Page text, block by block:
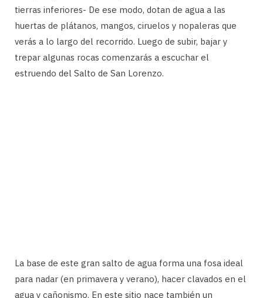
tierras inferiores- De ese modo, dotan de agua a las
huertas de plátanos, mangos, ciruelos y nopaleras que
verás a lo largo del recorrido. Luego de subir, bajar y
trepar algunas rocas comenzarás a escuchar el
estruendo del Salto de San Lorenzo.
La base de este gran salto de agua forma una fosa ideal
para nadar (en primavera y verano), hacer clavados en el
agua y cañonismo. En este sitio nace también un